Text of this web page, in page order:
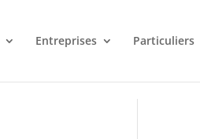
Entreprises Particuliers